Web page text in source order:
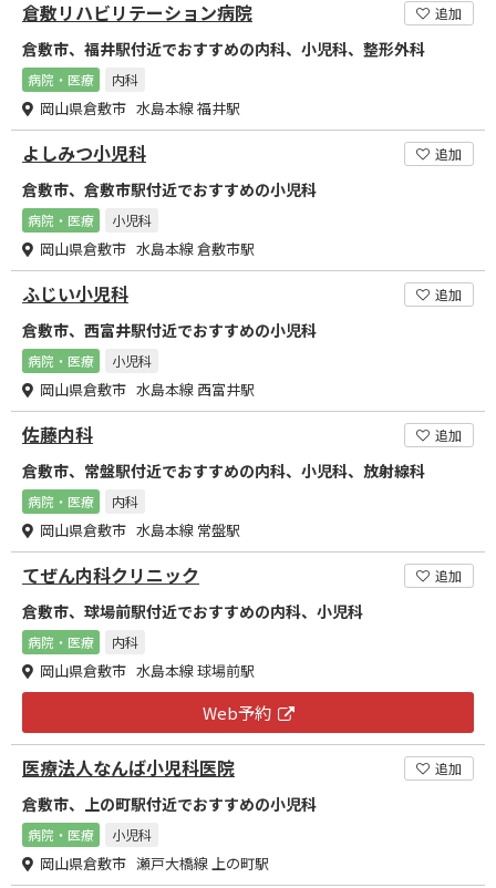
倉敷リハビリテーション病院 追加
倉敷市、福井駅付近でおすすめの内科、小児科、整形外科
病院・医療 内科
岡山県倉敷市 水島本線 福井駅
よしみつ小児科 追加
倉敷市、倉敷市駅付近でおすすめの小児科
病院・医療 小児科
岡山県倉敷市 水島本線 倉敷市駅
ふじい小児科 追加
倉敷市、西富井駅付近でおすすめの小児科
病院・医療 小児科
岡山県倉敷市 水島本線 西富井駅
佐藤内科 追加
倉敷市、常盤駅付近でおすすめの内科、小児科、放射線科
病院・医療 内科
岡山県倉敷市 水島本線 常盤駅
てぜん内科クリニック 追加
倉敷市、球場前駅付近でおすすめの内科、小児科
病院・医療 内科
岡山県倉敷市 水島本線 球場前駅
Web予約
医療法人なんば小児科医院 追加
倉敷市、上の町駅付近でおすすめの小児科
病院・医療 小児科
岡山県倉敷市 瀬戸大橋線 上の町駅